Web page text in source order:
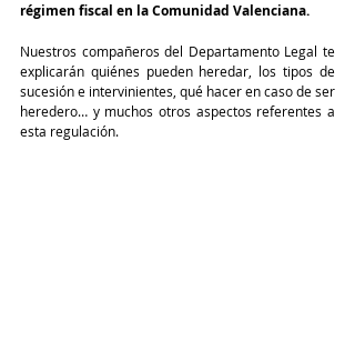
régimen fiscal en la Comunidad Valenciana.
Nuestros compañeros del Departamento Legal te
explicarán quiénes pueden heredar, los tipos de
sucesión e intervinientes, qué hacer en caso de ser
heredero… y muchos otros aspectos referentes a
esta regulación.